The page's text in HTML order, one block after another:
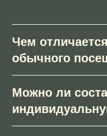
Чем
обычного
Можно ли